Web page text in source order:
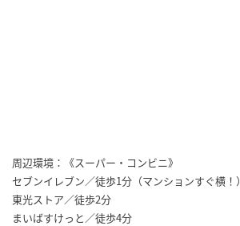
周辺環境：《スーパー・コンビニ》
セブンイレブン／徒歩1分（マンションすぐ横！）
東光ストア／徒歩2分
まいばすけっと／徒歩4分